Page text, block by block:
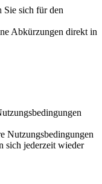
Sie sich für den
Abkürzungen direkt in
Nutzungsbedingungen
sich jederzeit wieder